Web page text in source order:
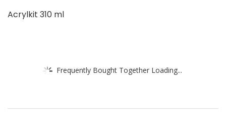
Acrylkit 310 ml
Frequently Bought Together Loading...